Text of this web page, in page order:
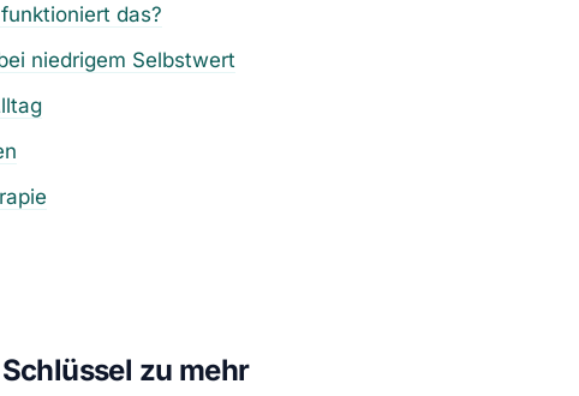
das?
niedrigem Selbstwert
zu mehr